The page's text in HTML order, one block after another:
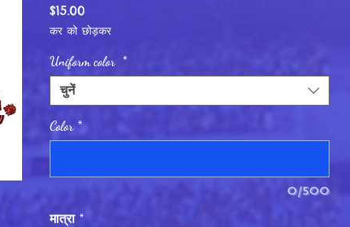
$15.00मूल्य
कर को छोड़कर
Uniform color *
चुनें
Color *
0/500
मात्रा *